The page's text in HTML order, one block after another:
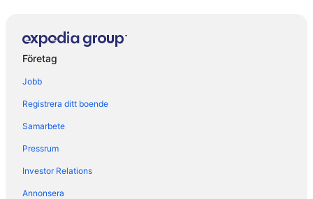
Företag
Jobb
Registrera ditt boende
Samarbete
Pressrum
Investor Relations
Annonsera